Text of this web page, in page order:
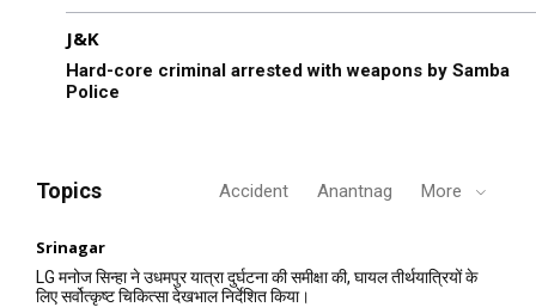
J&K
Hard-core criminal arrested with weapons by Samba
Police
Topics Accident Anantnag More
Srinagar
LG मनोज सिन्हा ने उधमपुर यात्रा दुर्घटना की समीक्षा की, घायल तीर्थयात्रियों के
लिए सर्वोत्कृष्ट चिकित्सा देखभाल निर्देशित किया।